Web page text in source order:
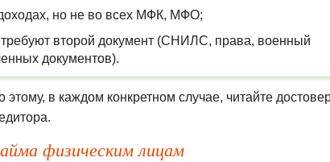
но не во всех МФК, МФО;
второй документ (СНИЛС, права, военный
документов).
в каждом конкретном случае, читайте
физическим лицам